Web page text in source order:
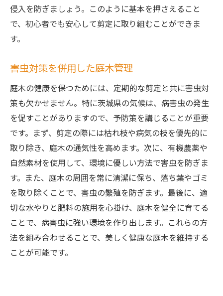
侵入を防ぎましょう。このように基本を押さえること
で、初心者でも安心して剪定に取り組むことができま
す。
害虫対策を併用した庭木管理
庭木の健康を保つためには、定期的な剪定と共に害虫対
策も欠かせません。特に茨城県の気候は、病害虫の発生
を促すことがありますので、予防策を講じることが重要
です。まず、剪定の際には枯れ枝や病気の枝を優先的に
取り除き、庭木の通気性を高めます。次に、有機農薬や
自然素材を使用して、環境に優しい方法で害虫を防ぎま
す。また、庭木の周囲を常に清潔に保ち、落ち葉やゴミ
を取り除くことで、害虫の繁殖を防ぎます。最後に、適
切な水やりと肥料の施用を心掛け、庭木を健全に育てる
ことで、病害虫に強い環境を作り出します。これらの方
法を組み合わせることで、美しく健康な庭木を維持する
ことが可能です。